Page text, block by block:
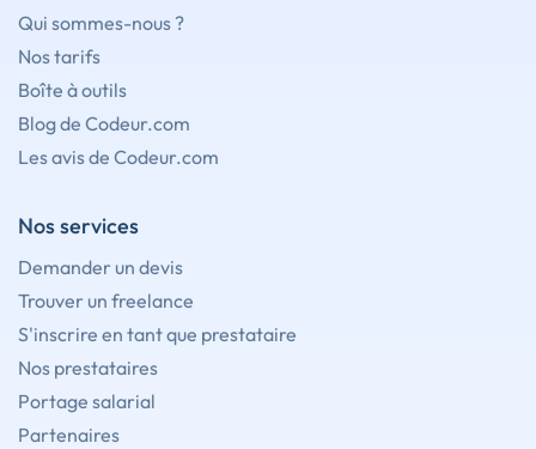
Qui sommes-nous ?
Nos tarifs
Boîte à outils
Blog de Codeur.com
Les avis de Codeur.com
Nos services
Demander un devis
Trouver un freelance
S'inscrire en tant que prestataire
Nos prestataires
Portage salarial
Partenaires